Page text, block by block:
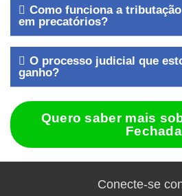
Como funciona a
em precatórios?
O processo judicial que
ganho?
Quero saber mais
Fechada
Conecte-se